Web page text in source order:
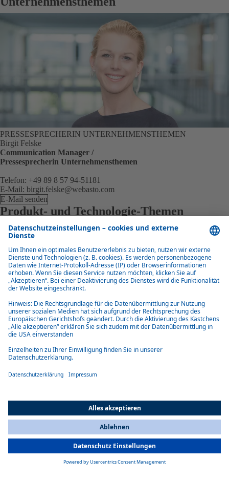
PRESSESPRECHERIN UNTERNEHMENSTHEMEN
Birgit Felske
Communication Manager /
Pressesprecherin Unternehmensthemen
Telefon: +49 89 8 57 94-51181
E-Mail: birgit.felske@webasto.com
E-Mail senden
Produkt- und Technologie-Themen
TECHNOLOGIETHEMEN
Michael Halser
Communication Manager / Pressesprecher Produkt- und
Technologiethemen
Telefon: +49 89 8 57 94-53340
E-Mail: michael.halser@webasto.com
E-Mail senden
You are currently on our website forGermany. To view your local
information, please visit our website forAmerica.
All Countries